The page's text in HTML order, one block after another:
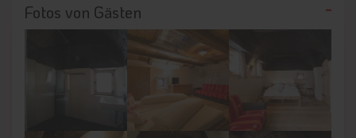
in wunderschön verschneitem Gewand. Das
Nauders mit seinen 75 Kilometern Pisteund moderner
Liftanlage sorgt für jede Menge Pistengaudi. Hinzu kommt ein
rund 110 Kilometern Winterwanderwegen
. Auch
Skilangläufer kommen bei einem Urlaub im Alpenjuwel auf ihre
Kosten, denn rund um den Ferienort verlaufen
etwa 90
Fotos von Gästen